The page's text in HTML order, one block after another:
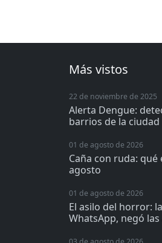
Más vistos
22 de noviembre de 2025
Alerta Dengue:
barrios de la ciudad
01 de agosto de 2026
Caña con ruda:
agosto
01 de agosto de 2026
El asilo del horror:
WhatsApp, negó